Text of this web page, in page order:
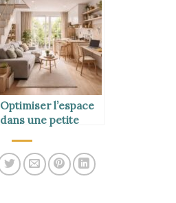
Optimiser l’espace
dans une petite